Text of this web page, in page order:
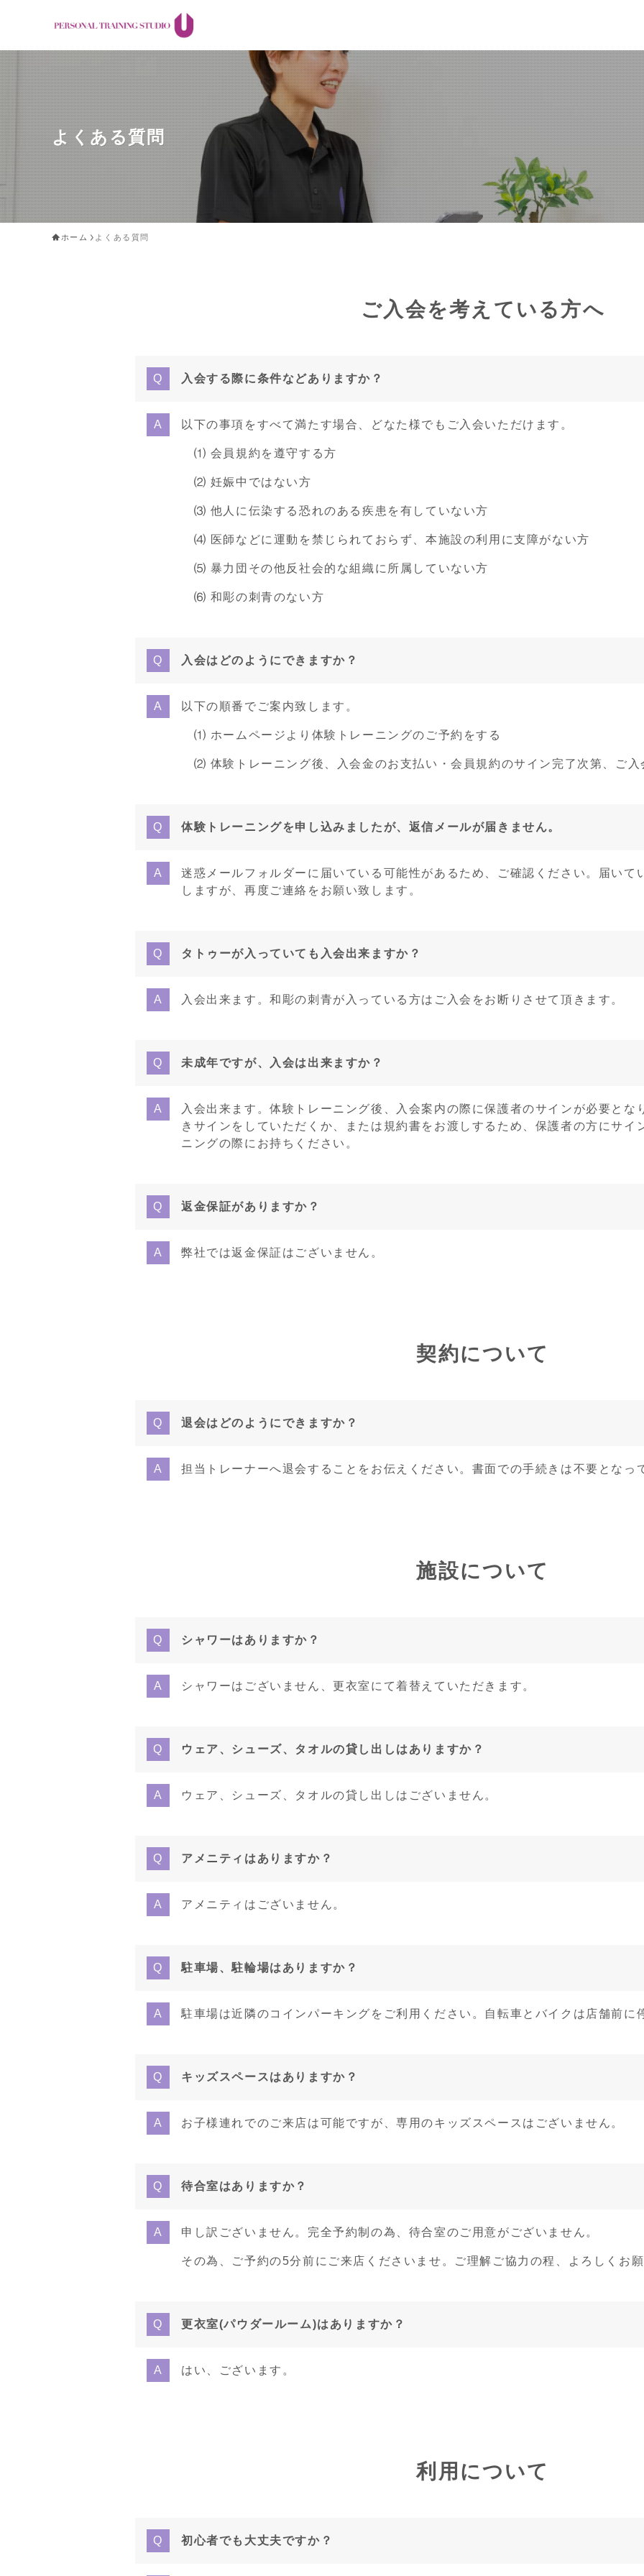
よくある質問
ホーム よくある質問
ご入会を考えている方へ
入会する際に条件などありますか？
以下の事項をすべて満たす場合、どなた様でもご入会いただけます。
⑴ 会員規約を遵守する方
⑵ 妊娠中ではない方
⑶ 他人に伝染する恐れのある疾患を有していない方
⑷ 医師などに運動を禁じられておらず、本施設の利用に支障がない方
⑸ 暴力団その他反社会的な組織に所属していない方
⑹ 和彫の刺青のない方
入会はどのようにできますか？
以下の順番でご案内致します。
⑴ ホームページより体験トレーニングのご予約をする
⑵ 体験トレーニング後、入会金のお支払い・会員規約のサイン完了次第、ご入
体験トレーニングを申し込みましたが、返信メールが届きません。
迷惑メールフォルダーに届いている可能性があるため、ご確認ください。届いて
しますが、再度ご連絡をお願い致します。
タトゥーが入っていても入会出来ますか？
入会出来ます。和彫の刺青が入っている方はご入会をお断りさせて頂きます。
未成年ですが、入会は出来ますか？
入会出来ます。体験トレーニング後、入会案内の際に保護者のサインが必要とな
きサインをしていただくか、または規約書をお渡しするため、保護者の方にサイ
ニングの際にお持ちください。
返金保証がありますか？
弊社では返金保証はございません。
契約について
退会はどのようにできますか？
担当トレーナーへ退会することをお伝えください。書面での手続きは不要となっ
施設について
シャワーはありますか？
シャワーはございません、更衣室にて着替えていただきます。
ウェア、シューズ、タオルの貸し出しはありますか？
ウェア、シューズ、タオルの貸し出しはございません。
アメニティはありますか？
アメニティはございません。
駐車場、駐輪場はありますか？
駐車場は近隣のコインパーキングをご利用ください。自転車とバイクは店舗前に
キッズスペースはありますか？
お子様連れでのご来店は可能ですが、専用のキッズスペースはございません。
待合室はありますか？
申し訳ございません。完全予約制の為、待合室のご用意がございません。
その為、ご予約の5分前にご来店くださいませ。ご理解ご協力の程、よろしくお願
更衣室(パウダールーム)はありますか？
はい、ございます。
利用について
初心者でも大丈夫ですか？